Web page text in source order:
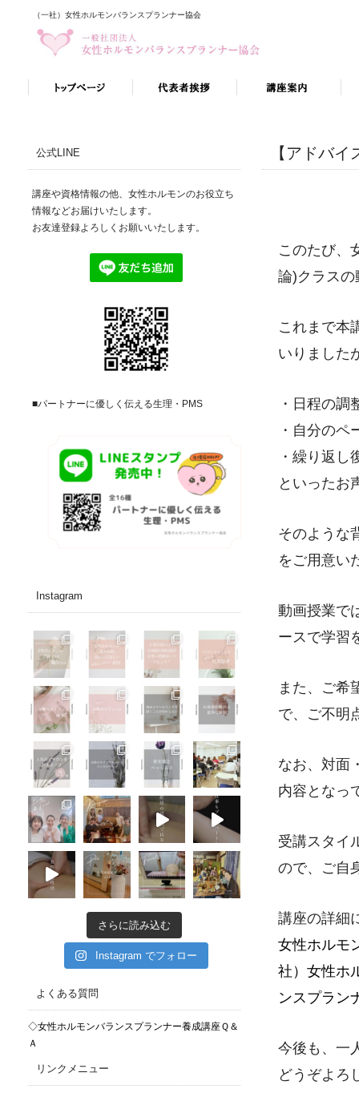
（一社）女性ホルモンバランスプランナー協会
【アドバ
このたび、
論)クラス
これまで本
いりました
・日程の調
・自分のペ
・繰り返し
といったお
そのような
をご用意い
動画授業で
ースで学習
また、ご希
で、ご不明
なお、対面
内容となっ
受講スタイ
ので、ご自
講座の詳細
女性ホルモ
社）女性ホ
ンスプラン
今後も、一
どうぞよろ
公式LINE
講座や資格情報の他、女性ホルモンのお役立ち
情報などお届けいたします。
お友達登録よろしくお願いいたします。
■パートナーに優しく伝える生理・PMS
Instagram
さらに読み込む
Instagram でフォロー
よくある質問
◇女性ホルモンバランスプランナー養成講座Ｑ＆
Ａ
リンクメニュー